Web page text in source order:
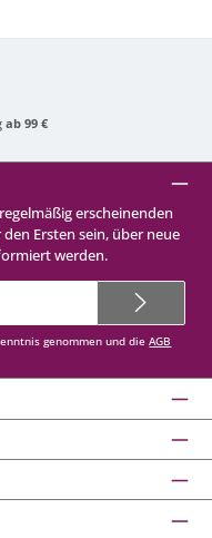
ab 99 €
erscheinenden
Ersten sein, über neue
werden.
genommen und dieAGB